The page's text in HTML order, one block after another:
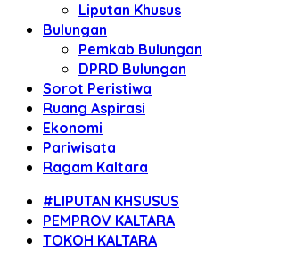
Liputan Khusus
Bulungan
Pemkab Bulungan
DPRD Bulungan
Sorot Peristiwa
Ruang Aspirasi
Ekonomi
Pariwisata
Ragam Kaltara
#LIPUTAN KHSUSUS
PEMPROV KALTARA
TOKOH KALTARA